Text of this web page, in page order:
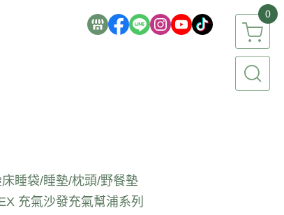
0
睡袋/睡墊/枕頭/野餐墊
充氣沙發充氣幫浦系列